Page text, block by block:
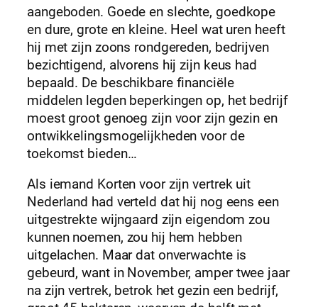
aangeboden. Goede en slechte, goedkope
en dure, grote en kleine. Heel wat uren heeft
hij met zijn zoons rondgereden, bedrijven
bezichtigend, alvorens hij zijn keus had
bepaald. De beschikbare financiële
middelen legden beperkingen op, het bedrijf
moest groot genoeg zijn voor zijn gezin en
ontwikkelingsmogelijkheden voor de
toekomst bieden…
Als iemand Korten voor zijn vertrek uit
Nederland had verteld dat hij nog eens een
uitgestrekte wijngaard zijn eigendom zou
kunnen noemen, zou hij hem hebben
uitgelachen. Maar dat onverwachte is
gebeurd, want in November, amper twee jaar
na zijn vertrek, betrok het gezin een bedrijf,